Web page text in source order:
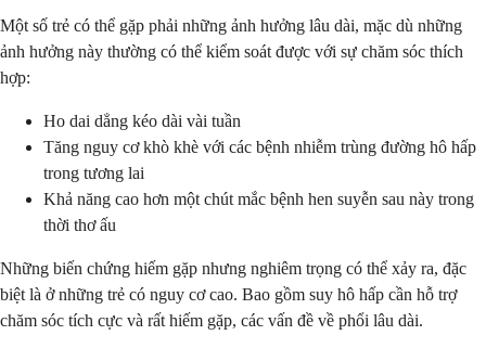
Một số trẻ có thể gặp phải những ảnh hưởng lâu dài, mặc dù những
ảnh hưởng này thường có thể kiểm soát được với sự chăm sóc thích
hợp:
Ho dai dẳng kéo dài vài tuần
Tăng nguy cơ khò khè với các bệnh nhiễm trùng đường hô hấp
trong tương lai
Khả năng cao hơn một chút mắc bệnh hen suyễn sau này trong
thời thơ ấu
Những biến chứng hiếm gặp nhưng nghiêm trọng có thể xảy ra, đặc
biệt là ở những trẻ có nguy cơ cao. Bao gồm suy hô hấp cần hỗ trợ
chăm sóc tích cực và rất hiếm gặp, các vấn đề về phổi lâu dài.